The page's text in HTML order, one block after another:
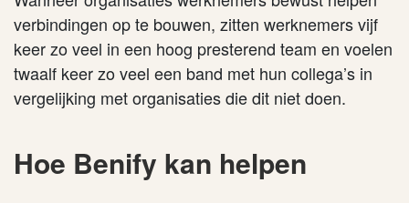
verbindingen op te bouwen, zitten werknemers vijf
keer zo veel in een hoog presterend team en voelen
twaalf keer zo veel een band met hun collega’s in
vergelijking met organisaties die dit niet doen.
Hoe Benify kan helpen